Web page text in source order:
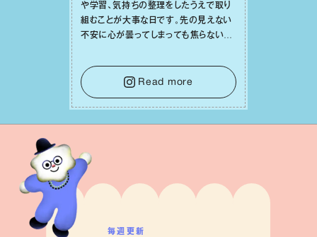
や学習、気持ちの整理をしたうえで取り
組むことが⼤事な⽇です。先の⾒えない
不安に⼼が曇ってしまっても焦らない
⾝や疲れていそうな⼈をいたわることに
時間を使いましょう。ここでしっかりとエ
ネルギーを蓄え、困難を乗り越える⼒に
変えましょう。
Read more
毎週更新